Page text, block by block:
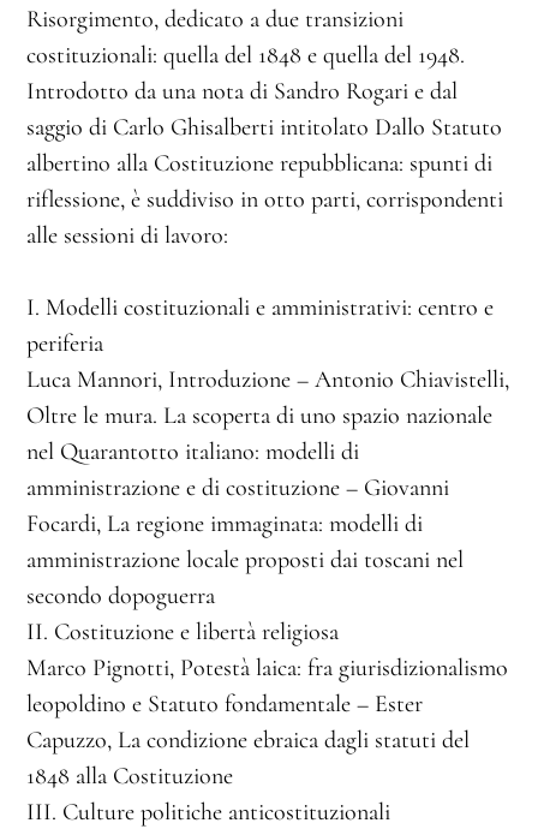
Risorgimento, dedicato a due transizioni
costituzionali: quella del 1848 e quella del 1948.
Introdotto da una nota di Sandro Rogari e dal
saggio di Carlo Ghisalberti intitolato Dallo Statuto
albertino alla Costituzione repubblicana: spunti di
riflessione, è suddiviso in otto parti, corrispondenti
alle sessioni di lavoro:
I. Modelli costituzionali e amministrativi: centro e
periferia
Luca Mannori, Introduzione – Antonio Chiavistelli,
Oltre le mura. La scoperta di uno spazio nazionale
nel Quarantotto italiano: modelli di
amministrazione e di costituzione – Giovanni
Focardi, La regione immaginata: modelli di
amministrazione locale proposti dai toscani nel
secondo dopoguerra
II. Costituzione e libertà religiosa
Marco Pignotti, Potestà laica: fra giurisdizionalismo
leopoldino e Statuto fondamentale – Ester
Capuzzo, La condizione ebraica dagli statuti del
1848 alla Costituzione
III. Culture politiche anticostituzionali